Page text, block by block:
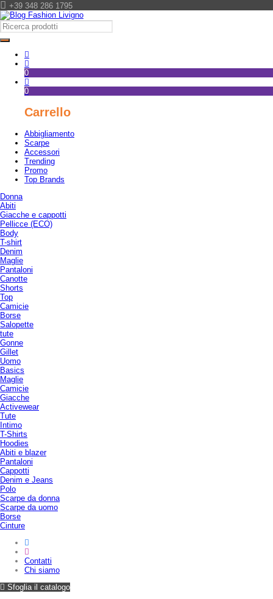
+39 348 286 1795
0
0
Carrello
Abbigliamento
Scarpe
Accessori
Trending
Promo
Top Brands
Donna
Abiti
Giacche e cappotti
Pellicce (ECO)
Body
T-shirt
Denim
Maglie
Pantaloni
Canotte
Shorts
Top
Camicie
Borse
Salopette
tute
Gonne
Gillet
Uomo
Basics
Maglie
Camicie
Giacche
Activewear
Tute
Intimo
T-Shirts
Hoodies
Abiti e blazer
Pantaloni
Cappotti
Denim e Jeans
Polo
Scarpe da donna
Scarpe da uomo
Borse
Cinture
Contatti
Chi siamo
Sfoglia il catalogo